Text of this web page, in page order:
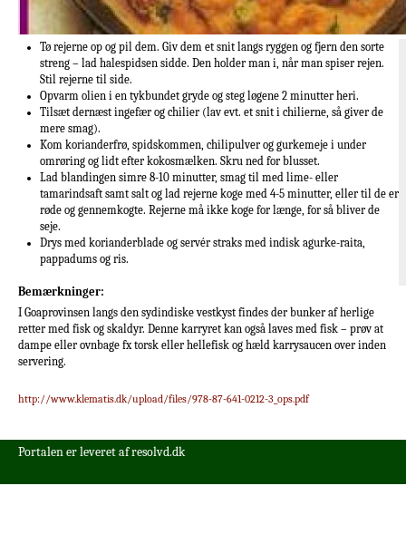
Tø rejerne op og pil dem. Giv dem et snit langs ryggen og fjern den sorte
streng – lad halespidsen sidde. Den holder man i, når man spiser rejen.
Stil rejerne til side.
Opvarm olien i en tykbundet gryde og steg løgene 2 minutter heri.
Tilsæt dernæst ingefær og chilier (lav evt. et snit i chilierne, så giver de
mere smag).
Kom korianderfrø, spidskommen, chilipulver og gurkemeje i under
omrøring og lidt efter kokosmælken. Skru ned for blusset.
Lad blandingen simre 8-10 minutter, smag til med lime- eller
tamarindsaft samt salt og lad rejerne koge med 4-5 minutter, eller til de er
røde og gennemkogte. Rejerne må ikke koge for længe, for så bliver de
seje.
Drys med korianderblade og servér straks med indisk agurke-raita,
pappadums og ris.
Bemærkninger:
I Goaprovinsen langs den sydindiske vestkyst findes der bunker af herlige
retter med fisk og skaldyr. Denne karryret kan også laves med fisk – prøv at
dampe eller ovnbage fx torsk eller hellefisk og hæld karrysaucen over inden
servering.
http://www.klematis.dk/upload/files/978-87-641-0212-3_ops.pdf
Portalen er leveret afresolvd.dk